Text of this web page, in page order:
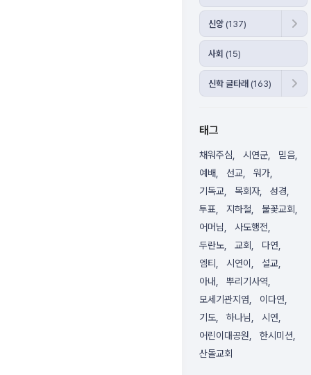
신앙 (137)
사회 (15)
신학 글타래 (163)
태그
채워주심 시연군
믿음
예배
선교
워가
기독교
목회자
성경
투표
지하철
불꽃교회
어머님
사도행전
두란노
교회
다연
엠티
시연이
설교
아내
뿌리기사역
모세기관지염
이다연
기도
하나님
시연
어린이대공원
한시미션
산돌교회